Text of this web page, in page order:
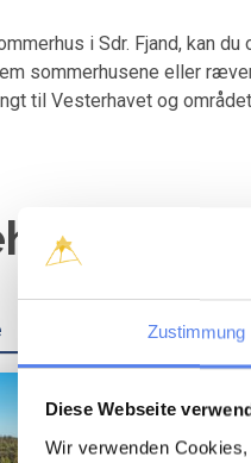
Zustimmung
Diese Webseite
Wir verwenden
i Sdr. Fjand, kan
sommerhusene eller
til Vesterhavet og
i Sdr.